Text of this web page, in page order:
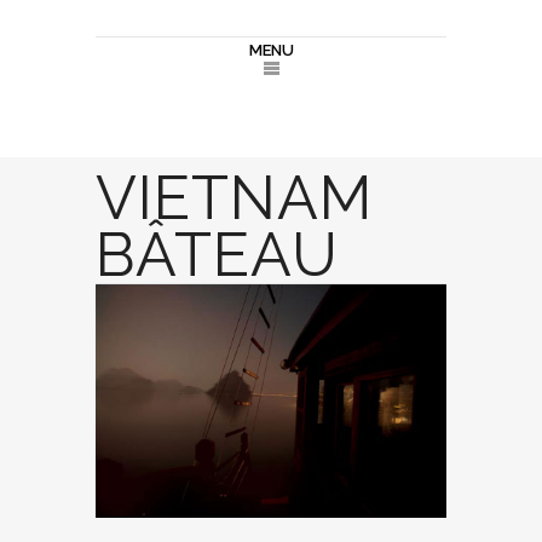
MENU
VIETNAM
BÂTEAU